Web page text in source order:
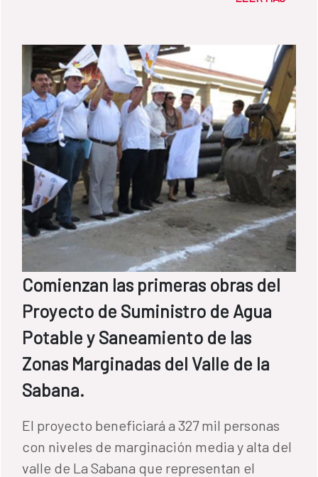
Comienzan las primeras obras del
Proyecto de Suministro de Agua
Potable y Saneamiento de las
Zonas Marginadas del Valle de la
Sabana.
El proyecto beneficiará a 327 mil personas
con niveles de marginación media y alta del
valle de La Sabana que representan el